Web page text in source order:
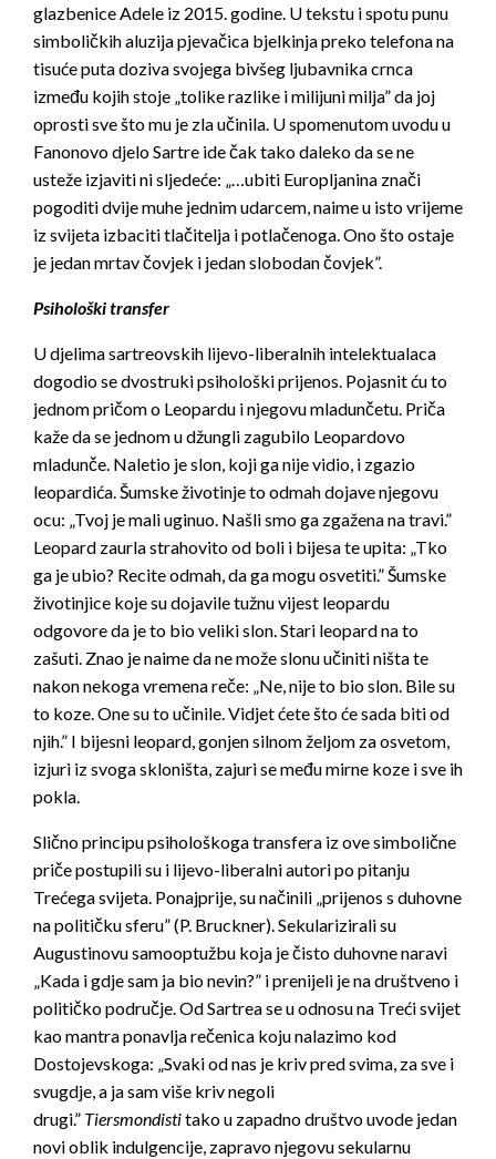
glazbenice Adele iz 2015. godine. U tekstu i spotu punu
simboličkih aluzija pjevačica bjelkinja preko telefona na
tisuće puta doziva svojega bivšeg ljubavnika crnca
između kojih stoje „tolike razlike i milijuni milja” da joj
oprosti sve što mu je zla učinila. U spomenutom uvodu u
Fanonovo djelo Sartre ide čak tako daleko da se ne
usteže izjaviti ni sljedeće: „…ubiti Europljanina znači
pogoditi dvije muhe jednim udarcem, naime u isto vrijeme
iz svijeta izbaciti tlačitelja i potlačenoga. Ono što ostaje
je jedan mrtav čovjek i jedan slobodan čovjek”.
Psihološki transfer
U djelima sartreovskih lijevo-liberalnih intelektualaca
dogodio se dvostruki psihološki prijenos. Pojasnit ću to
jednom pričom o Leopardu i njegovu mladunčetu. Priča
kaže da se jednom u džungli zagubilo Leopardovo
mladunče. Naletio je slon, koji ga nije vidio, i zgazio
leopardića. Šumske životinje to odmah dojave njegovu
ocu: „Tvoj je mali uginuo. Našli smo ga zgažena na travi.”
Leopard zaurla strahovito od boli i bijesa te upita: „Tko
ga je ubio? Recite odmah, da ga mogu osvetiti.” Šumske
životinjice koje su dojavile tužnu vijest leopardu
odgovore da je to bio veliki slon. Stari leopard na to
zašuti. Znao je naime da ne može slonu učiniti ništa te
nakon nekoga vremena reče: „Ne, nije to bio slon. Bile su
to koze. One su to učinile. Vidjet ćete što će sada biti od
njih.” I bijesni leopard, gonjen silnom željom za osvetom,
izjuri iz svoga skloništa, zajuri se među mirne koze i sve ih
pokla.
Slično principu psihološkoga transfera iz ove simbolične
priče postupili su i lijevo-liberalni autori po pitanju
Trećega svijeta. Ponajprije, su načinili „prijenos s duhovne
na političku sferu” (P. Bruckner). Sekularizirali su
Augustinovu samooptužbu koja je čisto duhovne naravi
„Kada i gdje sam ja bio nevin?” i prenijeli je na društveno i
političko područje. Od Sartrea se u odnosu na Treći svijet
kao mantra ponavlja rečenica koju nalazimo kod
Dostojevskoga: „Svaki od nas je kriv pred svima, za sve i
svugdje, a ja sam više kriv negoli
drugi.” Tiersmondistitako u zapadno društvo uvode jedan
novi oblik indulgencije, zapravo njegovu sekularnu